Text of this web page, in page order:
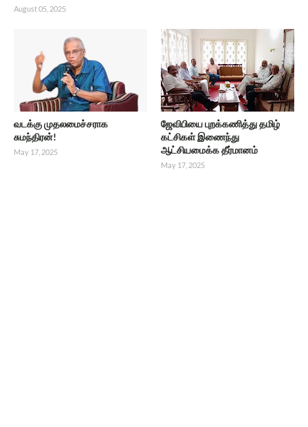
August 05, 2025
வடக்கு முதலமைச்சராக
சுமந்திரன்!
May 17, 2025
ஜேவிபியை புறக்கணித்து தமிழ்
கட்சிகள் இணைந்து
ஆட்சியமைக்க தீர்மானம்
May 17, 2025